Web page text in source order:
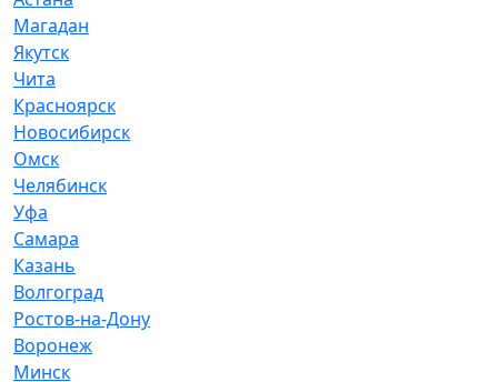
Магадан
Якутск
Чита
Красноярск
Новосибирск
Омск
Челябинск
Уфа
Самара
Казань
Волгоград
Ростов-на-Дону
Воронеж
Минск